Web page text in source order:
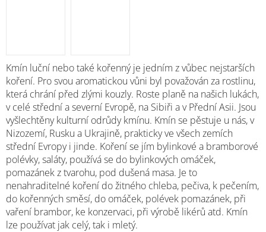
Kmín luční nebo také kořenný je jedním z vůbec nejstarších
koření. Pro svou aromatickou vůni byl považován za rostlinu,
která chrání před zlými kouzly. Roste planě na našich lukách,
v celé střední a severní Evropě, na Sibiři a v Přední Asii. Jsou
vyšlechtěny kulturní odrůdy kmínu. Kmín se pěstuje u nás, v
Nizozemí, Rusku a Ukrajině, prakticky ve všech zemích
střední Evropy i jinde. Koření se jím bylinkové a bramborové
polévky, saláty, používá se do bylinkových omáček,
pomazánek z tvarohu, pod dušená masa. Je to
nenahraditelné koření do žitného chleba, pečiva, k pečením,
do kořenných směsí, do omáček, polévek pomazánek, při
vaření brambor, ke konzervaci, při výrobě likérů atd. Kmín
lze používat jak celý, tak i mletý.